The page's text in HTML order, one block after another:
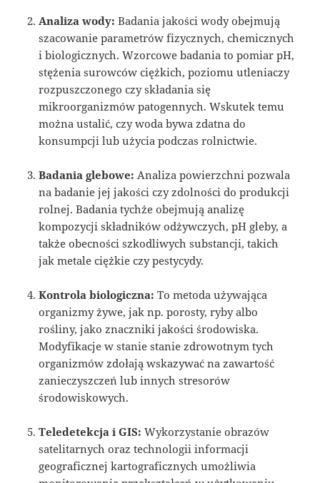
Analiza wody: Badania jakości wody obejmują
szacowanie parametrów fizycznych, chemicznych
i biologicznych. Wzorcowe badania to pomiar pH,
stężenia surowców ciężkich, poziomu utleniaczy
rozpuszczonego czy składania się
mikroorganizmów patogennych. Wskutek temu
można ustalić, czy woda bywa zdatna do
konsumpcji lub użycia podczas rolnictwie.
Badania glebowe: Analiza powierzchni pozwala
na badanie jej jakości czy zdolności do produkcji
rolnej. Badania tychże obejmują analizę
kompozycji składników odżywczych, pH gleby, a
także obecności szkodliwych substancji, takich
jak metale ciężkie czy pestycydy.
Kontrola biologiczna: To metoda używająca
organizmy żywe, jak np. porosty, ryby albo
rośliny, jako znaczniki jakości środowiska.
Modyfikacje w stanie stanie zdrowotnym tych
organizmów zdołają wskazywać na zawartość
zanieczyszczeń lub innych stresorów
środowiskowych.
Teledetekcja i GIS: Wykorzystanie obrazów
satelitarnych oraz technologii informacji
geograficznej kartograficznych umożliwia